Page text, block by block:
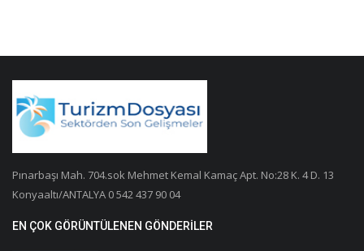
Pınarbaşı Mah. 704.sok Mehmet Kemal Kamaç Apt. No:28 K. 4 D. 13
Konyaaltı/ANTALYA 0 542 437 90 04
EN ÇOK GÖRÜNTÜLENEN GÖNDERILER